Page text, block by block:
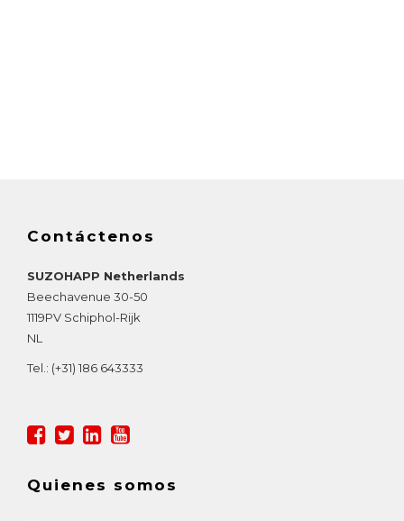
Contáctenos
SUZOHAPP Netherlands
Beechavenue 30-50
1119PV Schiphol-Rijk
NL
Tel.: (+31) 186 643333
Quienes somos